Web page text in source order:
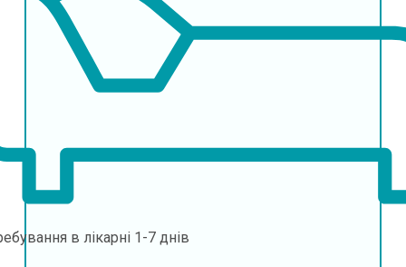
в лікарні 1-7 днів